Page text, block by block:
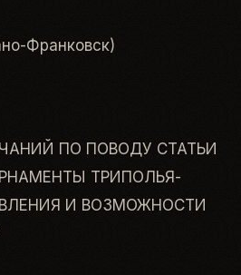
Франковск)
ПО ПОВОДУ СТАТЬИ
ТРИПОЛЬЯ-
И ВОЗМОЖНОСТИ